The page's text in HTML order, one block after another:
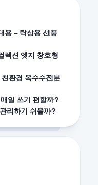
용 – 탁상용 선풍
렉션 엣지 창호형
환경 옥수수전분
일 쓰기 편할까?
리하기 쉬울까?